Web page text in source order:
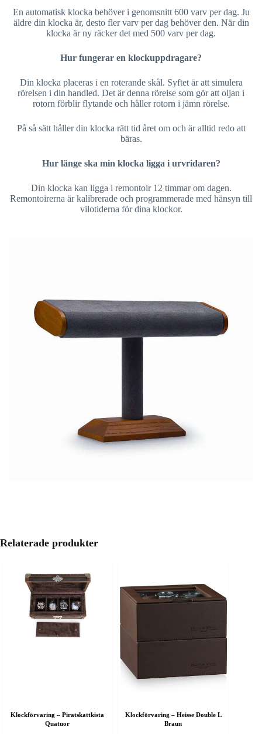
En automatisk klocka behöver i genomsnitt 600 varv per dag. Ju
äldre din klocka är, desto fler varv per dag behöver den. När din
klocka är ny räcker det med 500 varv per dag.
Hur fungerar en klockuppdragare?
Din klocka placeras i en roterande skål. Syftet är att simulera
rörelsen i din handled. Det är denna rörelse som gör att oljan i
rotorn förblir flytande och håller rotorn i jämn rörelse.
På så sätt håller din klocka rätt tid året om och är alltid redo att
bäras.
Hur länge ska min klocka ligga i urvridaren?
Din klocka kan ligga i remontoir 12 timmar om dagen.
Remontoirerna är kalibrerade och programmerade med hänsyn till
vilotiderna för dina klockor.
Relaterade produkter
Klockförvaring – Piratskattkista
Quatuor
Klockförvaring – Heisse Double L
Braun